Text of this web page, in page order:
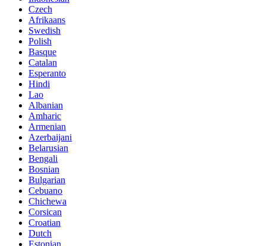
Czech
Afrikaans
Swedish
Polish
Basque
Catalan
Esperanto
Hindi
Lao
Albanian
Amharic
Armenian
Azerbaijani
Belarusian
Bengali
Bosnian
Bulgarian
Cebuano
Chichewa
Corsican
Croatian
Dutch